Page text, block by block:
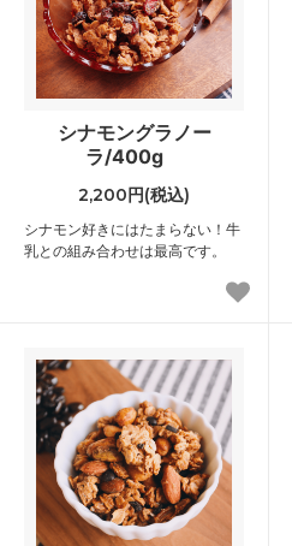
シナモングラノー
ラ/400g
2,200円(税込)
シナモン好きにはたまらない！牛
乳との組み合わせは最高です。